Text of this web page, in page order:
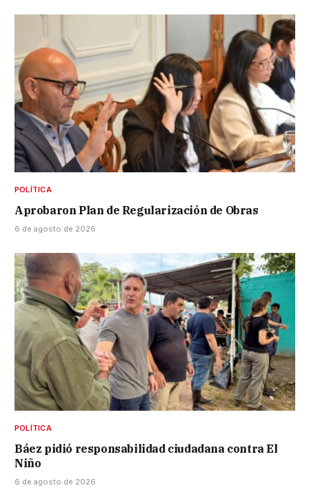
POLÍTICA
Aprobaron Plan de Regularización de Obras
6 de agosto de 2026
POLÍTICA
Báez pidió responsabilidad ciudadana contra El
Niño
6 de agosto de 2026